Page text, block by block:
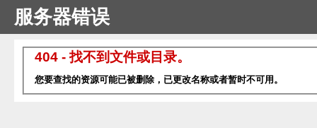
服务器错误
404 - 找不到文件或目录。
您要查找的资源可能已被删除，已更改名称或者暂时不可用。